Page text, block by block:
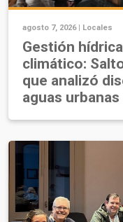
agosto 7, 2026 | Locales
Gestión
climático:
que analizó
aguas urbanas